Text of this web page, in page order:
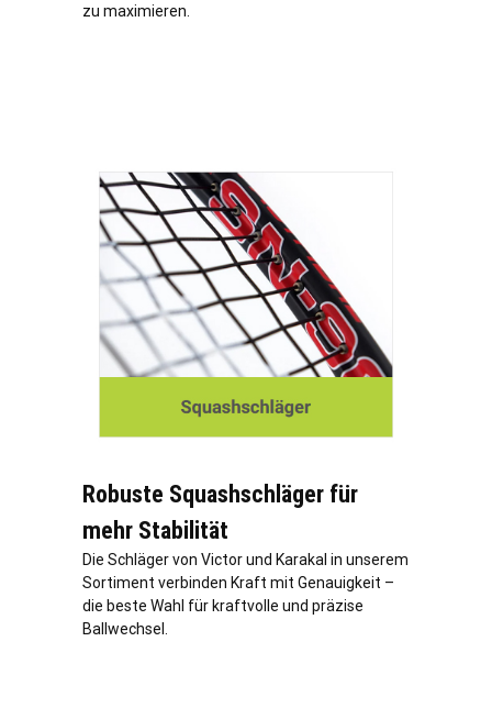
zu maximieren.
Robuste Squashschläger für
mehr Stabilität
Die Schläger von Victor und Karakal in unserem
Sortiment verbinden Kraft mit Genauigkeit –
die beste Wahl für kraftvolle und präzise
Ballwechsel.